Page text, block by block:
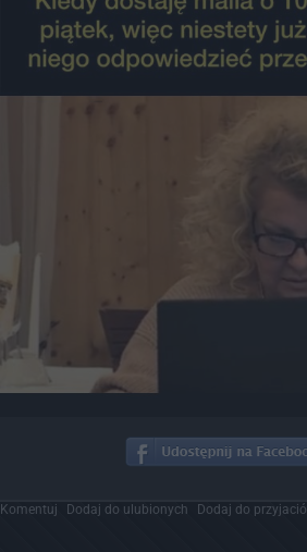
Komentuj Dodaj do ulubionych Dodaj do przyjaciół